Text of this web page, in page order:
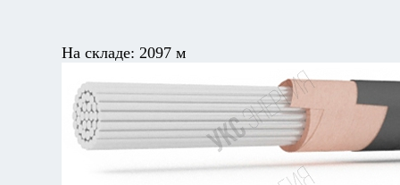
На складе: 2097 м